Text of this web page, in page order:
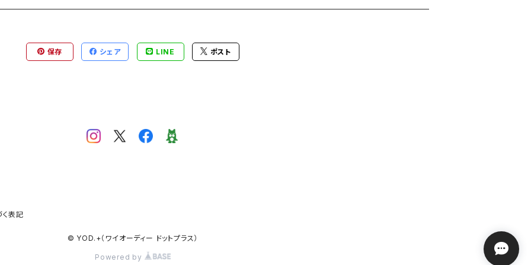
保存 シェア LINE ポスト
表記
© YOD.+（ワイオーディー ドットプラス）
Powered by